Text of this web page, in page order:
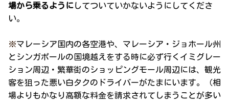
場から乗るようにしてついていかないようにしてくださ
い。
※マレーシア国内の各空港や、マレーシア・ジョホール州
とシンガポールの国境越えをする時に必ず行くイミグレー
ション周辺・繁華街のショッピングモール周辺には、観光
客を狙った悪い白タクのドライバーがたまにいます。（相
場よりもかなり高額な料金を請求されてしまうことが多い